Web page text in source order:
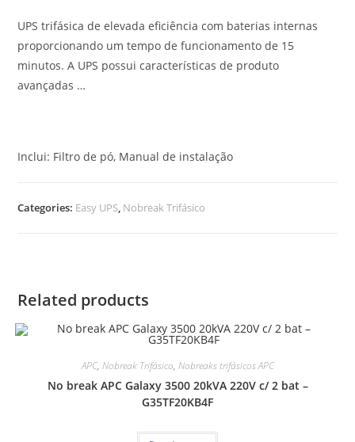
UPS trifásica de elevada eficiência com baterias internas
proporcionando um tempo de funcionamento de 15
minutos. A UPS possui características de produto
avançadas …
Inclui: Filtro de pó, Manual de instalação
Categories: Easy UPS, Nobreak Trifásico
Related products
APC, Nobreak Trifásico, Nobreaks trifásicos APC
No break APC Galaxy 3500 20kVA 220V c/ 2 bat –
G35TF20KB4F